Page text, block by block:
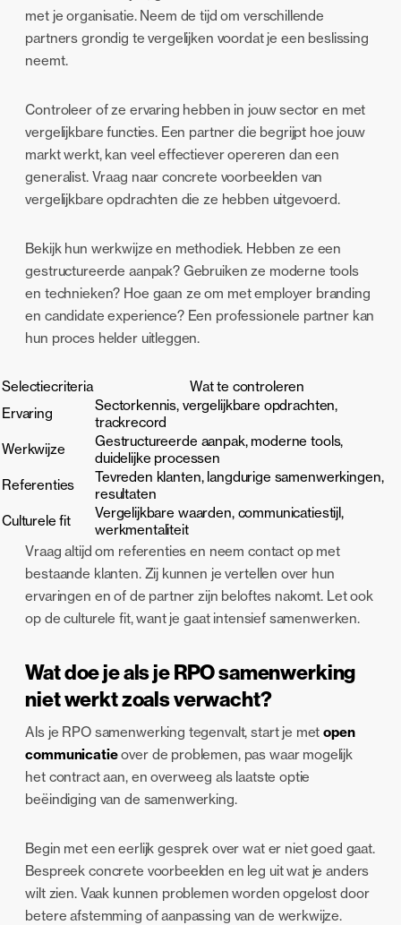
met je organisatie. Neem de tijd om verschillende
partners grondig te vergelijken voordat je een beslissing
neemt.
Controleer of ze ervaring hebben in jouw sector en met
vergelijkbare functies. Een partner die begrijpt hoe jouw
markt werkt, kan veel effectiever opereren dan een
generalist. Vraag naar concrete voorbeelden van
vergelijkbare opdrachten die ze hebben uitgevoerd.
Bekijk hun werkwijze en methodiek. Hebben ze een
gestructureerde aanpak? Gebruiken ze moderne tools
en technieken? Hoe gaan ze om met employer branding
en candidate experience? Een professionele partner kan
hun proces helder uitleggen.
Selectiecriteria
Wat te controleren
Ervaring
Sectorkennis, vergelijkbare opdrachten,
trackrecord
Werkwijze
Gestructureerde aanpak, moderne tools,
duidelijke processen
Referenties
Tevreden klanten, langdurige samenwerkingen,
resultaten
Culturele fit
Vergelijkbare waarden, communicatiestijl,
werkmentaliteit
Vraag altijd om referenties en neem contact op met
bestaande klanten. Zij kunnen je vertellen over hun
ervaringen en of de partner zijn beloftes nakomt. Let ook
op de culturele fit, want je gaat intensief samenwerken.
Wat doe je als je RPO samenwerking
niet werkt zoals verwacht?
Als je RPO samenwerking tegenvalt, start je metopen
communicatieover de problemen, pas waar mogelijk
het contract aan, en overweeg als laatste optie
beëindiging van de samenwerking.
Begin met een eerlijk gesprek over wat er niet goed gaat.
Bespreek concrete voorbeelden en leg uit wat je anders
wilt zien. Vaak kunnen problemen worden opgelost door
betere afstemming of aanpassing van de werkwijze.